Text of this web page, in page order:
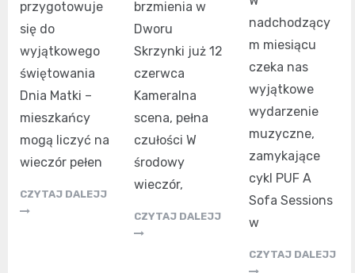
przygotowuje
się do
wyjątkowego
świętowania
Dnia Matki –
mieszkańcy
mogą liczyć na
wieczór pełen
CZYTAJ DALEJJ
brzmienia w
Dworu
Skrzynki już 12
czerwca
Kameralna
scena, pełna
czułości W
środowy
wieczór,
CZYTAJ DALEJJ
nadchodzący
m miesiącu
czeka nas
wyjątkowe
wydarzenie
muzyczne,
zamykające
cykl PUF A
Sofa Sessions
w
CZYTAJ DALEJJ